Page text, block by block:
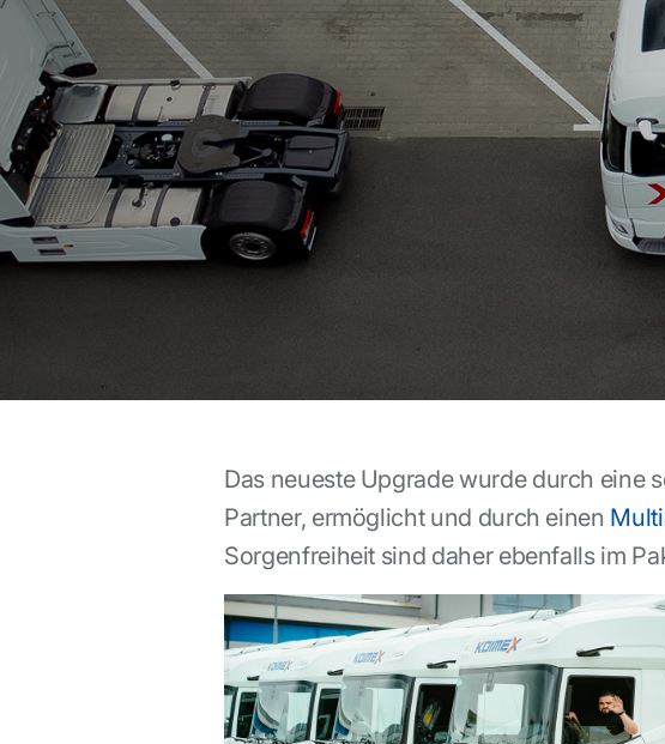
Das neueste Upgrade wurde durch eine
Partner, ermöglicht und durch einen
Sorgenfreiheit sind daher ebenfalls im